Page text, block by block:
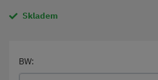
Skladem
BW: